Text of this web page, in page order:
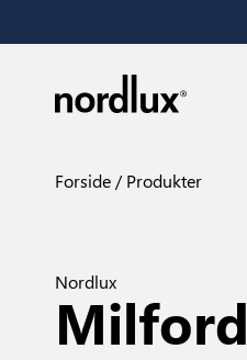
Forside Produkter
Nordlux
Milford